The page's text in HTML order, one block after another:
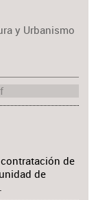
y Urbanismo
de
de